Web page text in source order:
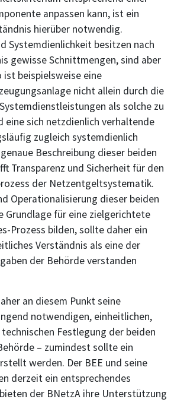
anpassen kann, ist ein
hierüber notwendig.
Systemdienlichkeit besitzen nach
gewisse Schnittmengen, sind aber
ist beispielsweise eine
nicht allein durch die
als solche zu
eine sich netzdienlich verhaltende
zugleich systemdienlich
Beschreibung dieser beiden
Transparenz und Sicherheit für den
der Netzentgeltsystematik.
Operationalisierung dieser beiden
Grundlage für eine zielgerichtete
Prozess bilden, sollte daher ein
Verständnis als eine der
der Behörde verstanden
an diesem Punkt seine
notwendigen, einheitlichen,
Festlegung der beiden
– zumindest sollte ein
werden. Der BEE und seine
derzeit ein entsprechendes
der BNetzA ihre Unterstützung